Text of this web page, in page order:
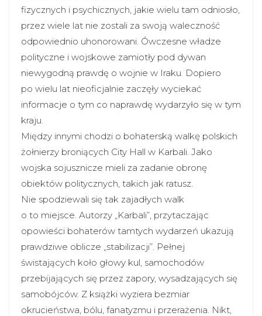
fizycznych i psychicznych, jakie wielu tam odniosło,
przez wiele lat nie zostali za swoją waleczność
odpowiednio uhonorowani. Ówczesne władze
polityczne i wojskowe zamiotły pod dywan
niewygodną prawdę o wojnie w Iraku. Dopiero
po wielu lat nieoficjalnie zaczęły wyciekać
informacje o tym co naprawdę wydarzyło się w tym
kraju.
Między innymi chodzi o bohaterską walkę polskich
żołnierzy broniących City Hall w Karbali. Jako
wojska sojusznicze mieli za zadanie obronę
obiektów politycznych, takich jak ratusz.
Nie spodziewali się tak zajadłych walk
o to miejsce. Autorzy „Karbali”, przytaczając
opowieści bohaterów tamtych wydarzeń ukazują
prawdziwe oblicze „stabilizacji”. Pełnej
świstających koło głowy kul, samochodów
przebijających się przez zapory, wysadzających się
samobójców. Z książki wyziera bezmiar
okrucieństwa, bólu, fanatyzmu i przerażenia. Nikt,